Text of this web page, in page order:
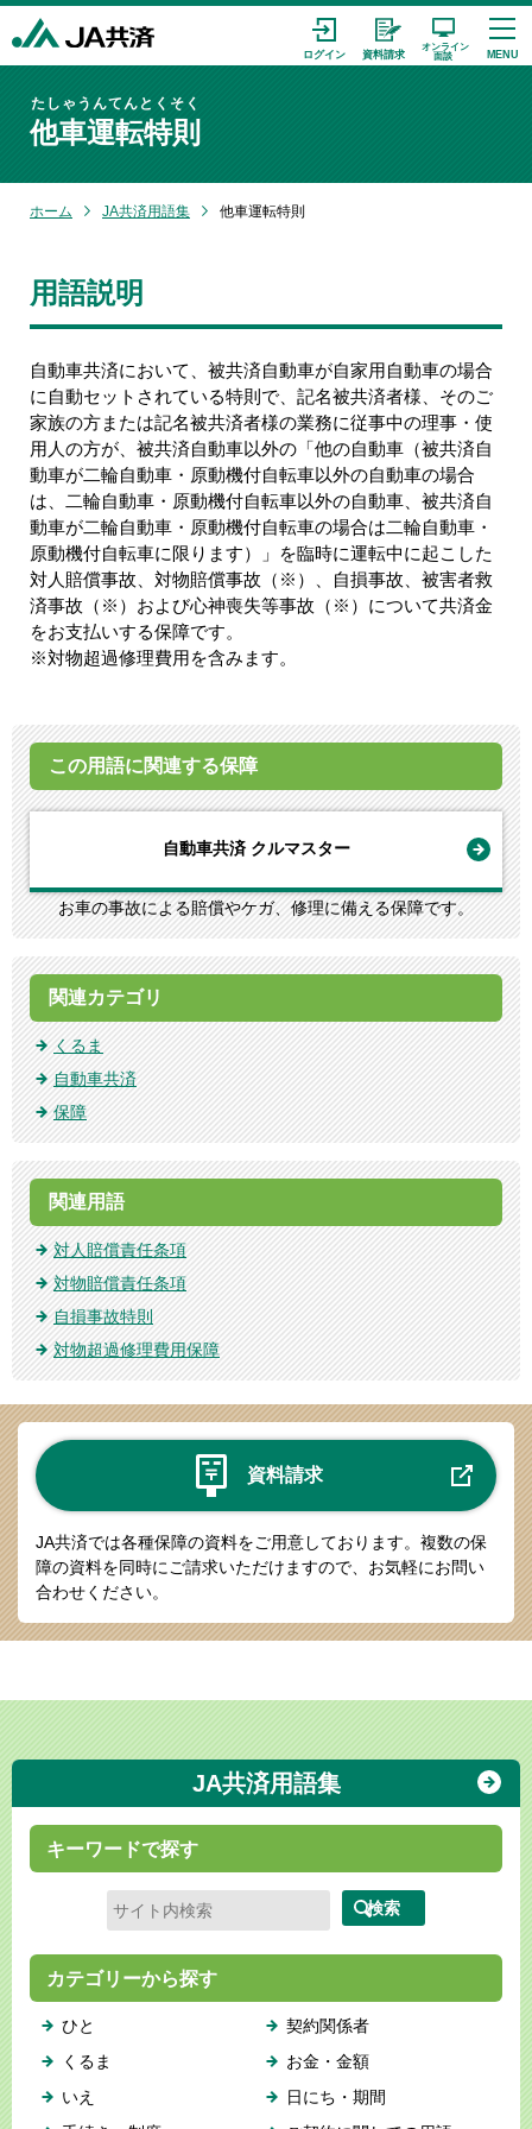
他車運転特則
たしゃうんてんとくそく
ホーム JA共済用語集 他車運転特則
用語説明
自動車共済において、被共済自動車が自家用自動車の場合
に自動セットされている特則で、記名被共済者様、そのご
家族の方または記名被共済者様の業務に従事中の理事・使
用人の方が、被共済自動車以外の「他の自動車（被共済自
動車が二輪自動車・原動機付自転車以外の自動車の場合
は、二輪自動車・原動機付自転車以外の自動車、被共済自
動車が二輪自動車・原動機付自転車の場合は二輪自動車・
原動機付自転車に限ります）」を臨時に運転中に起こした
対人賠償事故、対物賠償事故（※）、自損事故、被害者救
済事故（※）および心神喪失等事故（※）について共済金
をお支払いする保障です。
※対物超過修理費用を含みます。
この用語に関連する保障
自動車共済 クルマスター
お車の事故による賠償やケガ、修理に備える保障です。
関連カテゴリ
くるま
自動車共済
保障
関連用語
対人賠償責任条項
対物賠償責任条項
自損事故特則
対物超過修理費用保障
資料請求
JA共済では各種保障の資料をご用意しております。 複数の保
障の資料を同時にご請求いただけますので、お気軽にお問い
合わせください。
JA共済用語集
キーワードで探す
カテゴリーから探す
ひと
くるま
いえ
契約関係者
お金・金額
日にち・期間